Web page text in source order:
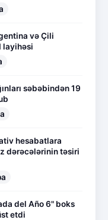
və Çili
layihəsi
səbəbindən 19
hesabatlara
dərəcələrinin təsiri
del Año 6" boks
etdi